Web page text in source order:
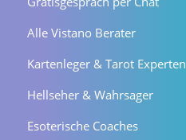
Alle Vistano Berater
Kartenleger & Tarot Experten
Hellseher & Wahrsager
Esoterische Coaches